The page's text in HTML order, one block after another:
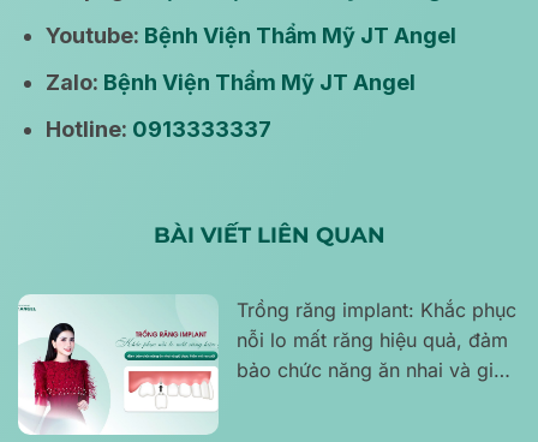
Youtube: Bệnh Viện Thẩm Mỹ JT Angel
Zalo: Bệnh Viện Thẩm Mỹ JT Angel
Hotline: 0913333337
BÀI VIẾT LIÊN QUAN
Trồng răng implant: Khắc phục
nỗi lo mất răng hiệu quả, đảm
bảo chức năng ăn nhai và giữ